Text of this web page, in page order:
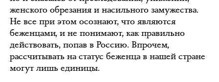
женского обрезания и насильного замужества.
Не все при этом осознают, что являются
беженцами, и не понимают, как правильно
действовать, попав в Россию. Впрочем,
рассчитывать на статус беженца в нашей стране
могут лишь единицы.